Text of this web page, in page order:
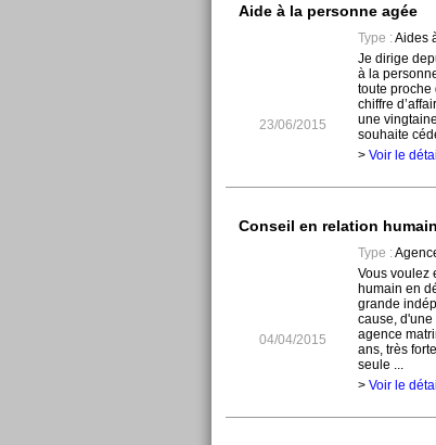
Aide à la personne agée
23/06/2015
Type :Aides
Je dirige
à la
toute proche
chiffre
une
souhaite
> Voir le
Conseil en relation
04/04/2015
Type :
Vous voulez
humain en
grande
cause, d'une
agence
ans, très
seule ...
> Voir le